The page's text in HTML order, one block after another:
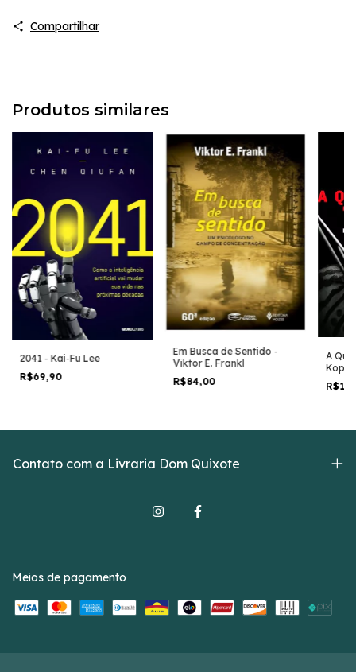
Compartilhar
Produtos similares
2041 - Kai-Fu Lee
R$69,90
Em Busca de Sentido -
Viktor E. Frankl
R$84,00
A
Contato com a Livraria Dom Quixote
Meios de pagamento